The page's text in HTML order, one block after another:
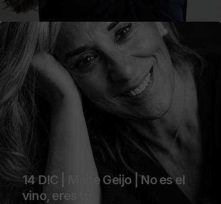
14 DIC | Maite Geijo | No es el
vino, eres tú